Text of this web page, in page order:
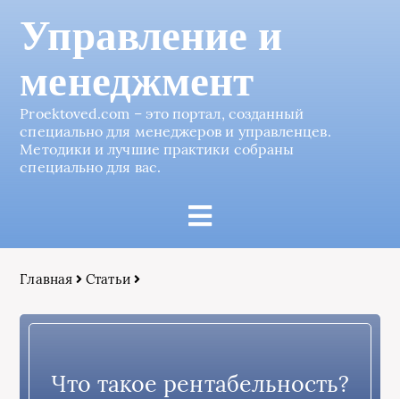
Управление и
менеджмент
Proektoved.com – это портал, созданный
специально для менеджеров и управленцев.
Методики и лучшие практики собраны
специально для вас.
Главная Статьи
Что такое рентабельность?